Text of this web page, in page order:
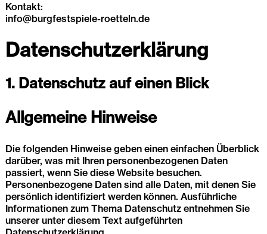
Kontakt:
info@burgfestspiele-roetteln.de
Datenschutz­erklärung
1. Datenschutz auf einen Blick
Allgemeine Hinweise
Die folgenden Hinweise geben einen einfachen Überblick
darüber, was mit Ihren personenbezogenen Daten
passiert, wenn Sie diese Website besuchen.
Personenbezogene Daten sind alle Daten, mit denen Sie
persönlich identifiziert werden können. Ausführliche
Informationen zum Thema Datenschutz entnehmen Sie
unserer unter diesem Text aufgeführten